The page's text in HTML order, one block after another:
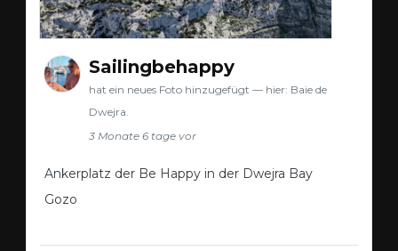
Sailingbehappy
hat ein neues Foto hinzugefügt — hier: Baie de
Dwejra.
3 Monate 6 tage vor
Ankerplatz der Be Happy in der Dwejra Bay
Gozo